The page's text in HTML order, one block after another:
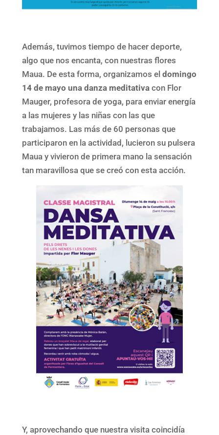
Además, tuvimos tiempo de hacer deporte,
algo que nos encanta, con nuestras flores
Maua. De esta forma, organizamos eldomingo
14 de mayo una danza meditativacon Flor
Mauger, profesora de yoga, para enviar energía
a las mujeres y las niñas con las que
trabajamos. Las más de 60 personas que
participaron en la actividad, lucieron su pulsera
Maua y vivieron de primera mano la sensación
tan maravillosa que se creó con esta acción.
Y, aprovechando que nuestra visita coincidía